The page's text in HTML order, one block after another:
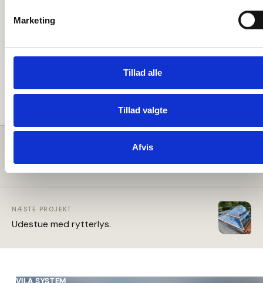
Marketing
Tillad alle
Tillad valgte
Afvis
Aluminium (antracitgrå)
A-model udestue med solindtag
NÆSTE PROJEKT
Udestue med rytterlys.